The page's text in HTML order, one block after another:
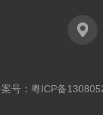
号： 粤ICP备